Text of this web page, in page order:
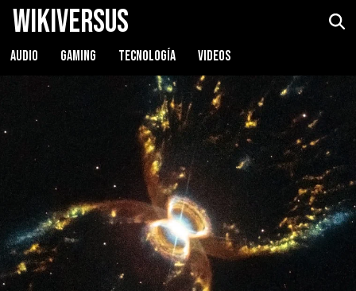
WikiVersus
AUDIO GAMING TECNOLOGÍA VIDEOS